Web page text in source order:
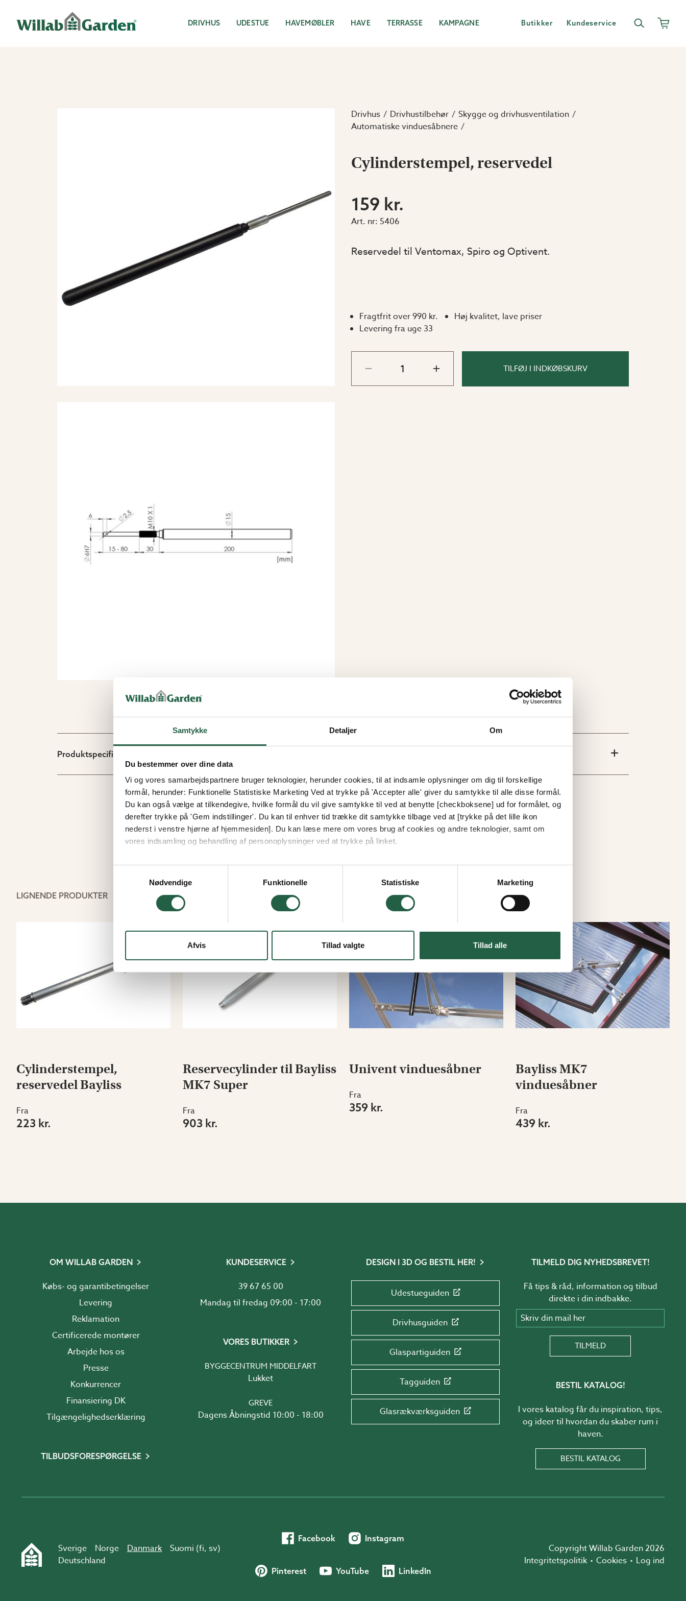
Samtykke Detaljer Om
Du bestemmer over dine data
Vi og vores samarbejdspartnere bruger teknologier, herunder cookies, til at indsamle oplysninger om dig til forskellige
formål, herunder: Funktionelle Statistiske Marketing Ved at trykke på 'Accepter alle' giver du samtykke til alle disse formål.
Du kan også vælge at tilkendegive, hvilke formål du vil give samtykke til ved at benytte [checkboksene] ud for formålet, og
derefter trykke på 'Gem indstillinger'. Du kan til enhver tid trække dit samtykke tilbage ved at [trykke på det lille ikon
nederst i venstre hjørne af hjemmesiden]. Du kan læse mere om vores brug af cookies og andre teknologier, samt om
vores indsamling og behandling af personoplysninger ved at trykke på linket.
Få flere oplysninger om, hvordan Google behandler personlige oplysninger
Nødvendige
Funktionelle Statistiske Marketing
Afvis Tillad valgte Tillad alle
DRIVHUS UDESTUE HAVEMØBLER HAVE TERRASSE KAMPAGNE Butikker Kundeservice
Drivhus Drivhustilbehør
Skygge og drivhusventilation
Automatiske vinduesåbnere
Cylinderstempel, reservedel
159 kr.
Art. nr: 5406
Reservedel til Ventomax, Spiro og Optivent.
Fragtfrit over 990 kr.
Høj kvalitet, lave priser
Levering fra uge 33
TILFØJ I INDKØBSKURV
Produktspecifikation
LIGNENDE PRODUKTER
Cylinderstempel,
reservedel Bayliss
Fra
223 kr.
Reservecylinder til Bayliss
MK7 Super
Fra
903 kr.
Univent vinduesåbner
Fra
359 kr.
Bayliss MK7
vinduesåbner
Fra
439 kr.
OM WILLAB GARDEN
Købs- og garantibetingelser
Levering
Reklamation
Certificerede montører
Arbejde hos os
Presse
Konkurrencer
Finansiering DK
Tilgængelighedserklæring
TILBUDSFORESPØRGELSE
KUNDESERVICE
39 67 65 00
Mandag til fredag 09:00 - 17:00
VORES BUTIKKER
BYGGECENTRUM MIDDELFART
Lukket
GREVE
Dagens Åbningstid 10:00 - 18:00
DESIGN I 3D OG BESTIL HER!
Udestueguiden
Drivhusguiden
Glaspartiguiden
Tagguiden
Glasrækværksguiden
TILMELD DIG NYHEDSBREVET!
Få tips & råd, information og tilbud
direkte i din indbakke.
Skriv din mail her
TILMELD
BESTIL KATALOG!
I vores katalog får du inspiration, tips,
og ideer til hvordan du skaber rum i
haven.
BESTIL KATALOG
Facebook Instagram
Pinterest YouTube LinkedIn
Sverige Norge Danmark Suomi (fi, sv)
Deutschland
Copyright Willab Garden 2026
Integritetspolitik
Cookies Log ind